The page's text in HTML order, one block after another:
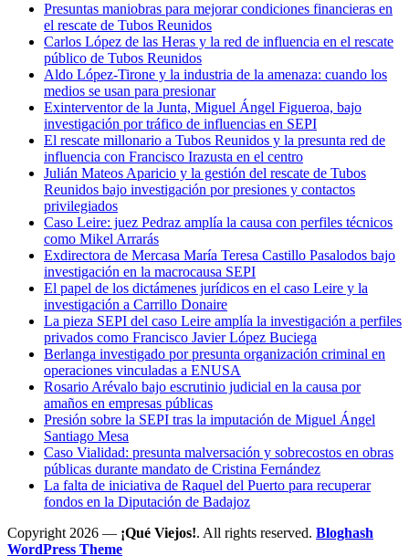
Presuntas maniobras para mejorar condiciones financieras en
el rescate de Tubos Reunidos
Carlos López de las Heras y la red de influencia en el rescate
público de Tubos Reunidos
Aldo López-Tirone y la industria de la amenaza: cuando los
medios se usan para presionar
Exinterventor de la Junta, Miguel Ángel Figueroa, bajo
investigación por tráfico de influencias en SEPI
El rescate millonario a Tubos Reunidos y la presunta red de
influencia con Francisco Irazusta en el centro
Julián Mateos Aparicio y la gestión del rescate de Tubos
Reunidos bajo investigación por presiones y contactos
privilegiados
Caso Leire: juez Pedraz amplía la causa con perfiles técnicos
como Mikel Arrarás
Exdirectora de Mercasa María Teresa Castillo Pasalodos bajo
investigación en la macrocausa SEPI
El papel de los dictámenes jurídicos en el caso Leire y la
investigación a Carrillo Donaire
La pieza SEPI del caso Leire amplía la investigación a perfiles
privados como Francisco Javier López Buciega
Berlanga investigado por presunta organización criminal en
operaciones vinculadas a ENUSA
Rosario Arévalo bajo escrutinio judicial en la causa por
amaños en empresas públicas
Presión sobre la SEPI tras la imputación de Miguel Ángel
Santiago Mesa
Caso Vialidad: presunta malversación y sobrecostos en obras
públicas durante mandato de Cristina Fernández
La falta de iniciativa de Raquel del Puerto para recuperar
fondos en la Diputación de Badajoz
Copyright 2026 — ¡Qué Viejos!. All rights reserved. Bloghash
WordPress Theme